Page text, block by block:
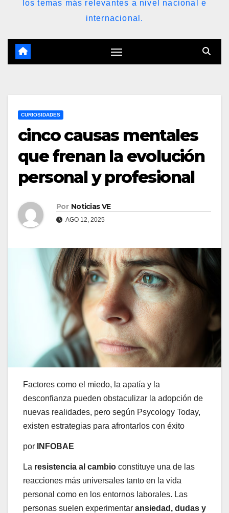
los temas más relevantes a nivel nacional e
internacional.
CURIOSIDADES
cinco causas mentales
que frenan la evolución
personal y profesional
Por Noticias VE
AGO 12, 2025
Factores como el miedo, la apatía y la
desconfianza pueden obstaculizar la adopción de
nuevas realidades, pero según Psycology Today,
existen estrategias para afrontarlos con éxito
por INFOBAE
La resistencia al cambio constituye una de las
reacciones más universales tanto en la vida
personal como en los entornos laborales. Las
personas suelen experimentar ansiedad , dudas y